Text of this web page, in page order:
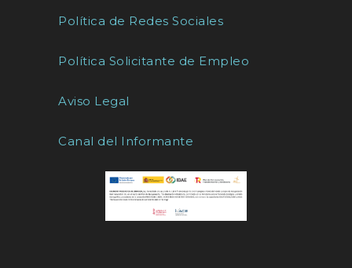
Política de Redes Sociales
Política Solicitante de Empleo
Aviso Legal
Canal del Informante